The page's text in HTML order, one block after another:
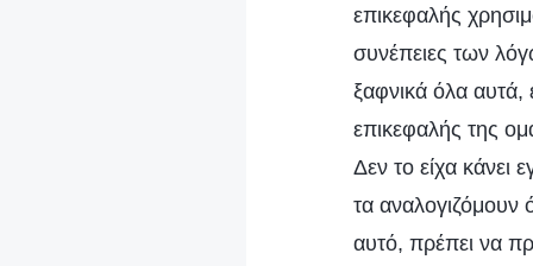
επικεφαλής
συνέπειες των
ξαφνικά όλα
επικεφαλής της
Δεν το είχα κάνει
τα
αυτό, πρέπει να